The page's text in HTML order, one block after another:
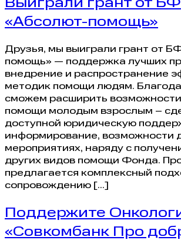
Выиграли грант от БФ
«Абсолют-помощь»
Друзья, мы выиграли грант от
помощь» — поддержка лучших
внедрение и распространение
методик помощи людям.
сможем расширить
помощи молодым взрослым –
доступной юридическую
информирование, возможности
мероприятиях, наряду с
других видов помощи Фонда.
предлагается комплексный
сопровождению […]
Поддержите
«Совкомбанк Про